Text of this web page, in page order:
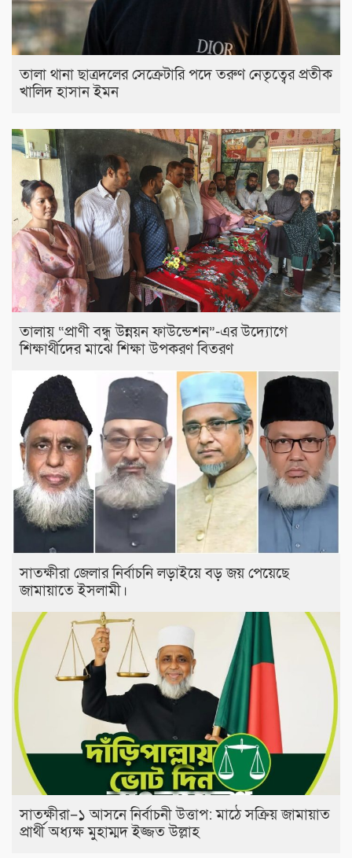
তালা থানা ছাত্রদলের সেক্রেটারি পদে তরুণ নেতৃত্বের প্রতীক
খালিদ হাসান ইমন
তালায় “প্রাণী বন্ধু উন্নয়ন ফাউন্ডেশন”-এর উদ্যোগে
শিক্ষার্থীদের মাঝে শিক্ষা উপকরণ বিতরণ
সাতক্ষীরা জেলার নির্বাচনি লড়াইয়ে বড় জয় পেয়েছে
জামায়াতে ইসলামী।
সাতক্ষীরা–১ আসনে নির্বাচনী উত্তাপ: মাঠে সক্রিয় জামায়াত
প্রার্থী অধ্যক্ষ মুহাম্মদ ইজ্জত উল্লাহ